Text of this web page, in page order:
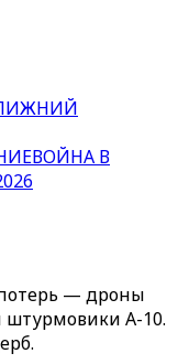
ВОЙНА В
— дроны
штурмовики A-10.